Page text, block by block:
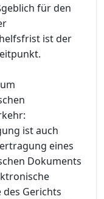
für den
ist der
ist auch
eines
Dokuments
des Gerichts